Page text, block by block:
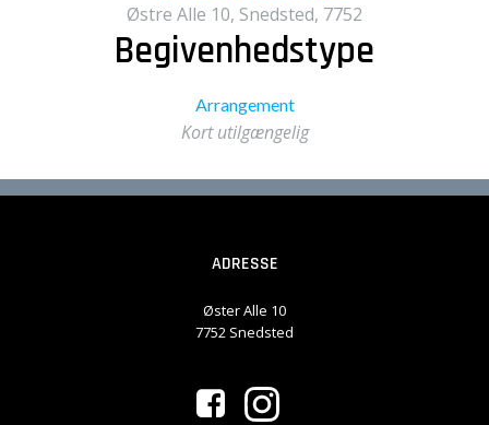
Østre Alle 10, Snedsted, 7752
Begivenhedstype
Arrangement
Kort utilgængelig
ADRESSE
Øster Alle 10
7752 Snedsted